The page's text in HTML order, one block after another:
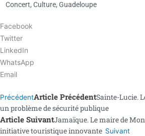
Concert, Culture, Guadeloupe
Facebook
Twitter
LinkedIn
WhatsApp
Email
PrécédentArticle PrécédentSainte-Lucie.
un problème de sécurité publique
Article SuivantJamaïque. Le maire de
initiative touristique innovante Suivant